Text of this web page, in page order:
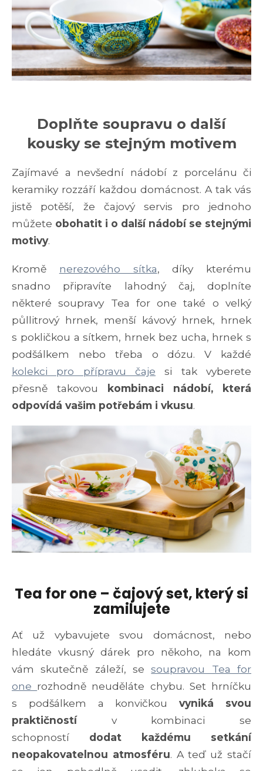
Doplňte soupravu o další
kousky se stejným motivem
Zajímavé a nevšední nádobí z porcelánu či
keramiky rozzáří každou domácnost. A tak vás
jistě potěší, že čajový servis pro jednoho
můžete obohatit i o další nádobí se stejnými
motivy.
Kromě nerezového sítka, díky kterému
snadno připravíte lahodný čaj, doplníte
některé soupravy Tea for one také o velký
půllitrový hrnek, menší kávový hrnek, hrnek
s pokličkou a sítkem, hrnek bez ucha, hrnek s
podšálkem nebo třeba o dózu. V každé
kolekci pro přípravu čaje si tak vyberete
přesně takovou
kombinaci nádobí, která
odpovídá vašim potřebám i vkusu.
Tea for one – čajový set, který si
zamilujete
Ať už vybavujete svou domácnost, nebo
hledáte vkusný dárek pro někoho, na kom
vám skutečně záleží, sesoupravou Tea for
one rozhodně neuděláte chybu. Set hrníčku
s podšálkem a konvičkouvyniká svou
praktičností v kombinaci se
schopností dodat každému setkání
neopakovatelnou atmosféru. A teď už stačí